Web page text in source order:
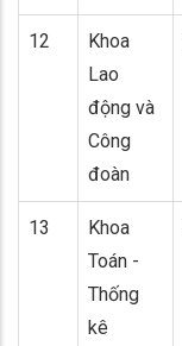
12
Khoa
Lao
động và
Công
đoàn
13
Khoa
Toán -
Thống
kê